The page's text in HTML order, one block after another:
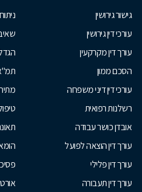
גישור גירושין
עורכי דין גירושין
עורך דין מקרקעין
הסכם ממון
עורכי דין דיני משפחה
רשלנות רפואית
אובדן כושר עבודה
עורך דין הוצאה לפועל
עורך דין פלילי
עורך דין תעבורה
תמ"א